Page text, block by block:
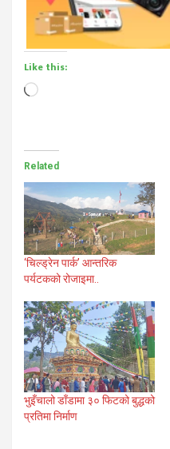
Like this:
Loading…
Related
‘चिल्ड्रेन पार्क’ आन्तरिक
पर्यटकको रोजाइमा..
भुइँचालो डाँडामा ३० फिटको बुद्धको
प्रतिमा निर्माण